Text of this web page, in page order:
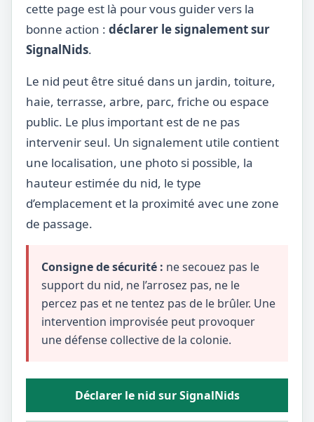
cette page est là pour vous guider vers la
bonne action : déclarer le signalement sur
SignalNids.
Le nid peut être situé dans un jardin, toiture,
haie, terrasse, arbre, parc, friche ou espace
public. Le plus important est de ne pas
intervenir seul. Un signalement utile contient
une localisation, une photo si possible, la
hauteur estimée du nid, le type
d’emplacement et la proximité avec une zone
de passage.
Consigne de sécurité : ne secouez pas le
support du nid, ne l’arrosez pas, ne le
percez pas et ne tentez pas de le brûler. Une
intervention improvisée peut provoquer
une défense collective de la colonie.
Déclarer le nid sur SignalNids